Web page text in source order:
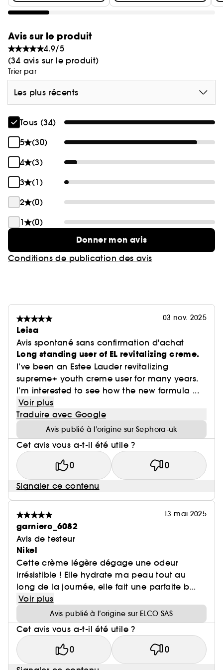
Avis sur le produit
4.9/5
(34 avis sur le produit)
Trier par
Les plus récents
Tous (34)
5
(30)
4
(3)
3
(1)
2
(0)
1
(0)
Donner mon avis
Conditions de publication des avis
03 nov. 2025
Leisa
Avis spontané sans confirmation d'achat
Long standing user of EL revitalizing creme.
I’ve been an Estee Lauder revitalizing
supreme+ youth creme user for many years.
I’m interested to see how the new formula ...
Voir plus
Traduire avec Google
Avis publié à l’origine sur Sephora-uk
Cet avis vous a-t-il été utile ?
0 0
Signaler ce contenu
13 mai 2025
garnierc_6082
Avis de testeur
Nikel
Cette crème légère dégage une odeur
irrésistible ! Elle hydrate ma peau tout au
long de la journée, elle fait une parfaite b...
Voir plus
Avis publié à l’origine sur ELCO SAS
Cet avis vous a-t-il été utile ?
0 0